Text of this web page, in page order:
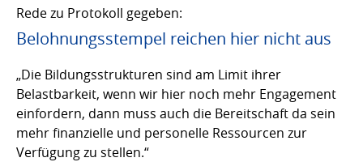
Rede zu Protokoll gegeben:
Belohnungsstempel reichen hier nicht aus
„Die Bildungsstrukturen sind am Limit ihrer
Belastbarkeit, wenn wir hier noch mehr Engagement
einfordern, dann muss auch die Bereitschaft da sein
mehr finanzielle und personelle Ressourcen zur
Verfügung zu stellen.“